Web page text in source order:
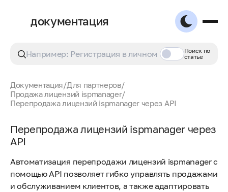
документация
Поиск по
статье
Документация/Для партнеров/
Продажа лицензий ispmanager/
Перепродажа лицензий ispmanager через API
Перепродажа лицензий ispmanager через
API
Автоматизация перепродажи лицензий ispmanager с
помощью API позволяет гибко управлять продажами
и обслуживанием клиентов, а также адаптировать